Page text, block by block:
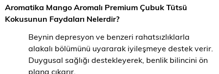
Aromatika Mango Aromalı Premium Çubuk Tütsü
Kokusunun Faydaları Nelerdir?
Beynin depresyon ve benzeri rahatsızlıklarla
alakalı bölümünü uyararak iyileşmeye destek verir.
Duygusal sağlığı destekleyerek, benlik bilincini ön
plana çıkarır.